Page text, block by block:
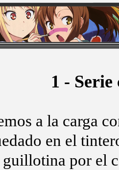
1 -
a la carga
en el
guillotina por el